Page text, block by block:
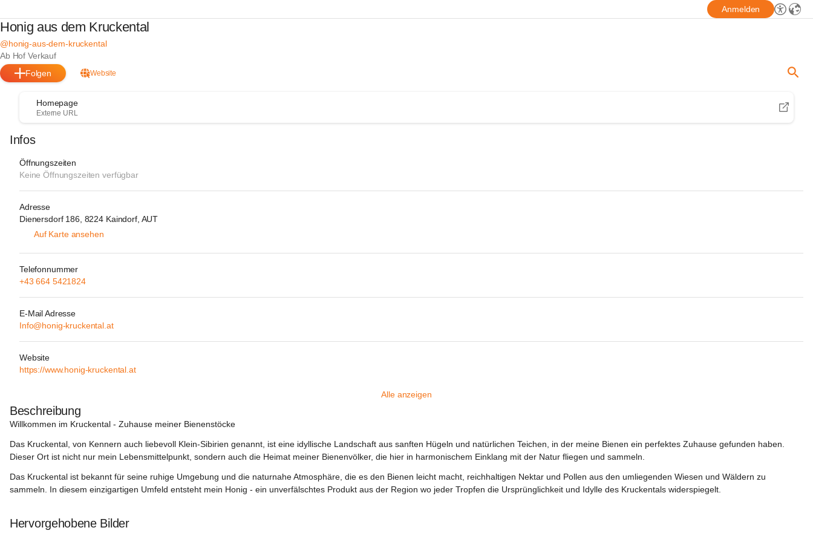
Anmelden
Honig aus dem Kruckental
@honig-aus-dem-kruckental
Ab Hof Verkauf
Folgen
Website
Homepage
Externe URL
Infos
Öffnungszeiten
Keine Öffnungszeiten verfügbar
Adresse
Dienersdorf 186, 8224 Kaindorf, AUT
Auf Karte ansehen
Telefonnummer
+43 664 5421824
E-Mail Adresse
Info@honig-kruckental.at
Website
https://www.honig-kruckental.at
Alle anzeigen
Beschreibung
Willkommen im Kruckental - Zuhause meiner Bienenstöcke
Das Kruckental, von Kennern auch liebevoll Klein-Sibirien genannt, ist eine idyllische Landschaft aus sanften Hügeln und natürlichen Teichen, in der meine Bienen ein perfektes Zuhause gefunden haben.
Dieser Ort ist nicht nur mein Lebensmittelpunkt, sondern auch die Heimat meiner Bienenvölker, die hier in harmonischem Einklang mit der Natur fliegen und sammeln.
Das Kruckental ist bekannt für seine ruhige Umgebung und die naturnahe Atmosphäre, die es den Bienen leicht macht, reichhaltigen Nektar und Pollen aus den umliegenden Wiesen und Wäldern zu
sammeln. In diesem einzigartigen Umfeld entsteht mein Honig - ein unverfälschtes Produkt aus der Region wo jeder Tropfen die Ursprünglichkeit und Idylle des Kruckentals widerspiegelt.
Hervorgehobene Bilder